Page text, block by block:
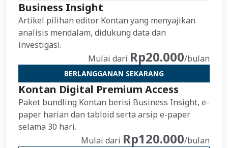
Business Insight
Artikel pilihan editor Kontan yang menyajikan
analisis mendalam, didukung data dan
investigasi.
Mulai dari Rp20.000/bulan
BERLANGGANAN SEKARANG
Kontan Digital Premium Access
Paket bundling Kontan berisi Business Insight, e-
paper harian dan tabloid serta arsip e-paper
selama 30 hari.
Mulai dari Rp120.000/bulan